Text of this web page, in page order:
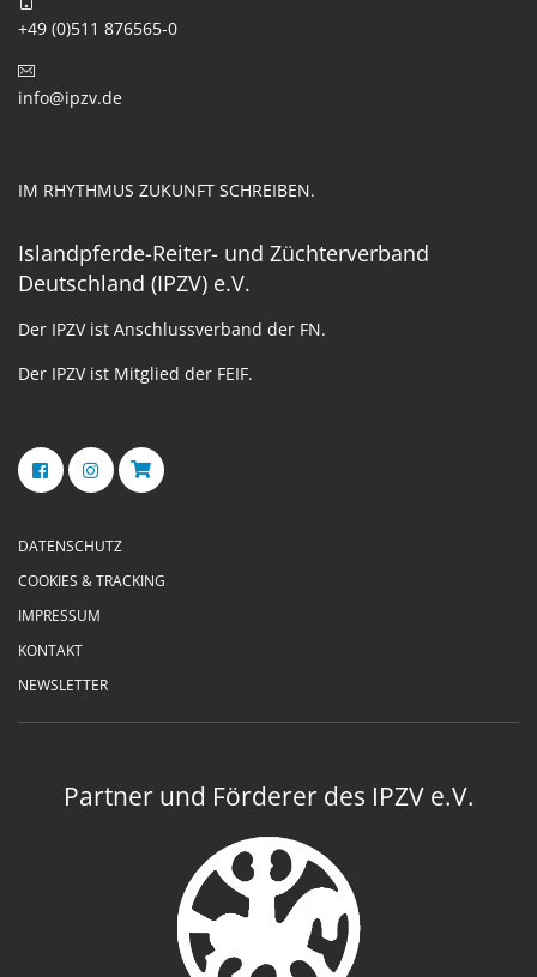
+49 (0)511 876565-0
info@ipzv.de
IM RHYTHMUS ZUKUNFT SCHREIBEN.
Islandpferde-Reiter- und Züchterverband
Deutschland (IPZV) e.V.
Der IPZV ist Anschlussverband der FN.
Der IPZV ist Mitglied der FEIF.
DATENSCHUTZ
COOKIES & TRACKING
IMPRESSUM
KONTAKT
NEWSLETTER
Partner und Förderer des IPZV e.V.